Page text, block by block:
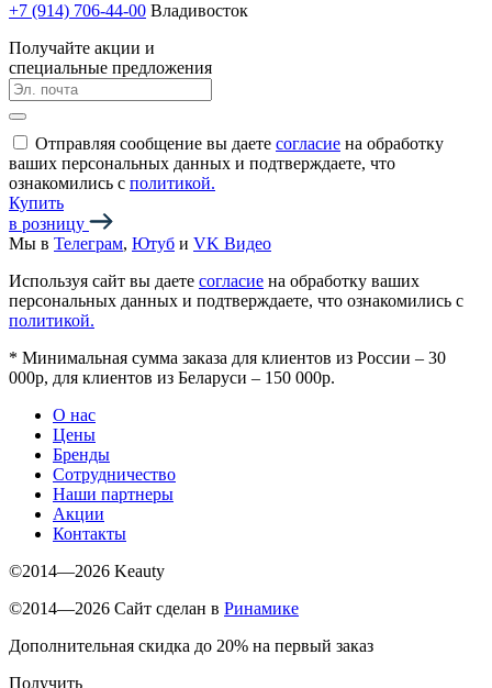
+7 (914) 706-44-00 Владивосток
Получайте акции и
специальные предложения
Отправляя сообщение вы даете согласие на обработку
ваших персональных данных и подтверждаете, что
ознакомились с политикой.
Купить
в розницу
Мы в Телеграм, Ютуб и VK Видео
Используя сайт вы даете согласие на обработку ваших
персональных данных и подтверждаете, что ознакомились с
политикой.
* Минимальная сумма заказа для клиентов из России – 30
000р, для клиентов из Беларуси – 150 000р.
О нас
Цены
Бренды
Сотрудничество
Наши партнеры
Акции
Контакты
©2014—2026 Keauty
©2014—2026 Сайт сделан в Ринамике
Дополнительная скидка до 20% на первый заказ
Получить